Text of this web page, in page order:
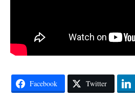
Facebook Twitter